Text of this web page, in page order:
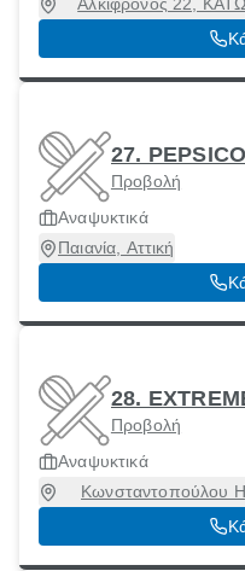
27.
Προβολή
Αναψυκτικά
Παιανία, Αττική
28.
Προβολή
Αναψυκτικά
Κωνσταντοπούλου